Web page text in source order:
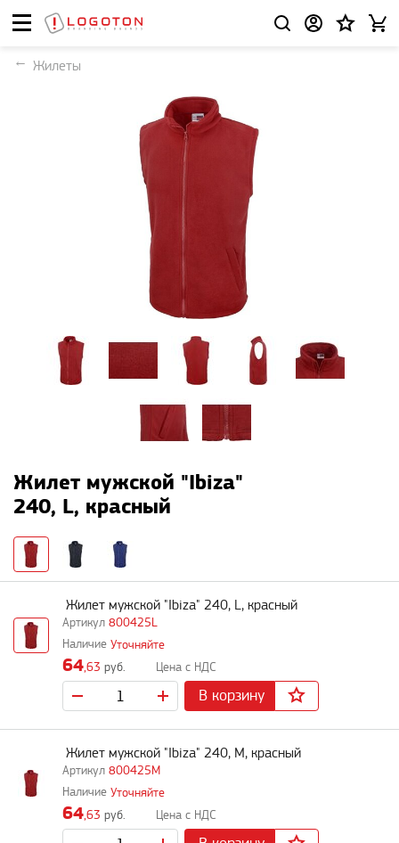
Жилеты
Жилет мужской "Ibiza"
240, L, красный
800425L
Жилет мужской "Ibiza" 240, L, красный
Уточняйте
64,63 руб.
В корзину
800425M
Жилет мужской "Ibiza" 240, M, красный
Уточняйте
64,63 руб.